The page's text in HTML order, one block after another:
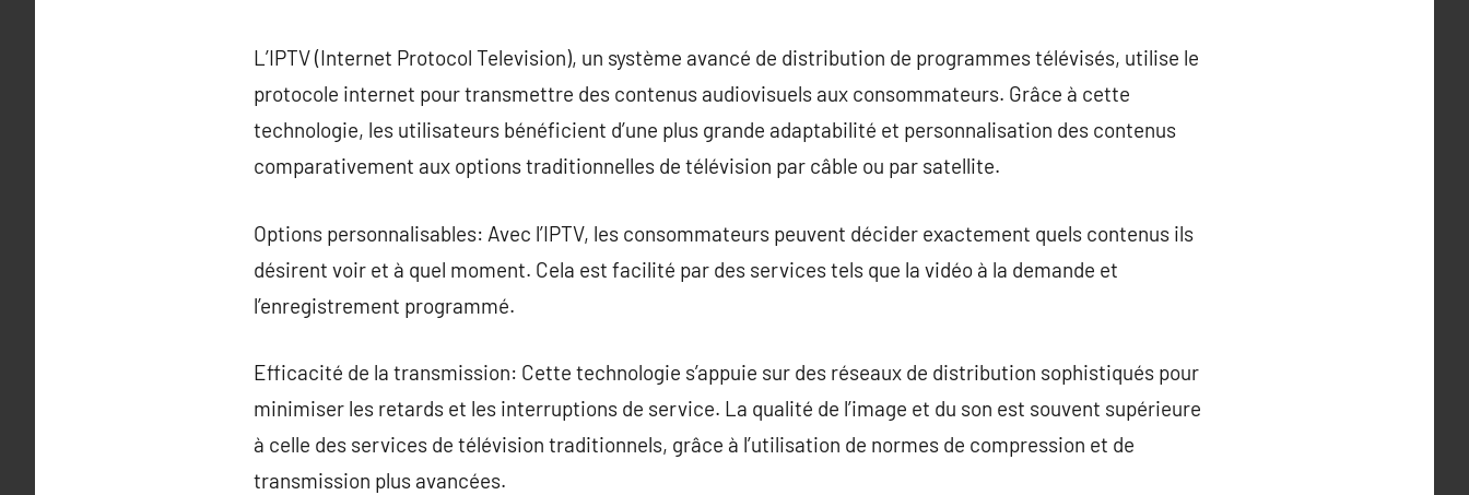
L’IPTV (Internet Protocol Television), un système avancé de distribution de programmes télévisés, utilise le
protocole internet pour transmettre des contenus audiovisuels aux consommateurs. Grâce à cette
technologie, les utilisateurs bénéficient d’une plus grande adaptabilité et personnalisation des contenus
comparativement aux options traditionnelles de télévision par câble ou par satellite.
Options personnalisables: Avec l’IPTV, les consommateurs peuvent décider exactement quels contenus ils
désirent voir et à quel moment. Cela est facilité par des services tels que la vidéo à la demande et
l’enregistrement programmé.
Efficacité de la transmission: Cette technologie s’appuie sur des réseaux de distribution sophistiqués pour
minimiser les retards et les interruptions de service. La qualité de l’image et du son est souvent supérieure
à celle des services de télévision traditionnels, grâce à l’utilisation de normes de compression et de
transmission plus avancées.